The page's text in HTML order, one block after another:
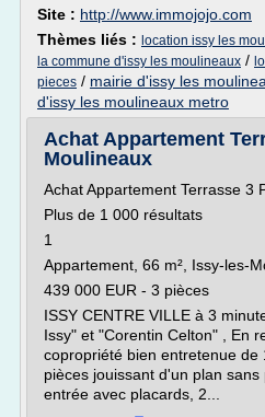
Site : http://www.immojojo.com
Thèmes liés : location issy les
la commune d'issy les moulineaux /
pieces / mairie d'issy les
d'issy les moulineaux metro
Achat Appartement
Moulineaux
Achat Appartement Terrasse 3
Plus de 1 000 résultats
1
Appartement, 66 m², Issy-les-
439 000 EUR - 3 pièces
ISSY CENTRE VILLE à 3
Issy" et "Corentin Celton" , En
copropriété bien entretenue de
pièces jouissant d'un plan
entrée avec placards, 2...